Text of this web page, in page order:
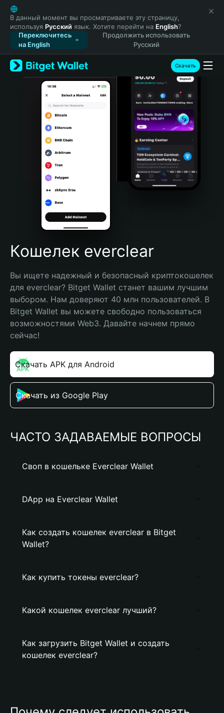
English
日本語
Tiếng Việt
Русский
Español (Latinoamérica)
Türkçe
Italiano
Português (Portugal)
Bahasa Indonesia
Português (Brasil)
Español (Argentina)
В данный момент вы просматриваете эту страницу,
используя Русский язык. Хотите перейти на English?
Переключитесь
на English
Продолжить использовать
Русский
Скачать
Кошелек everclear
Вы ищете надежный и безопасный криптокошелек
для everclear? Bitget Wallet станет вашим лучшим
выбором. Нам доверяют 40 млн пользователей. В
Bitget Wallet вы можете свободно пользоваться
возможностями Web3. Давайте начнем прямо
сейчас!
Скачать APK для Android
Скачать из Google Play
ЧАСТО ЗАДАВАЕМЫЕ ВОПРОСЫ
Своп в кошельке Everclear Wallet
DApp на Everclear Wallet
Как создать кошелек everclear в Bitget
Wallet?
Как купить токены everclear?
Какой кошелек everclear лучший?
Как загрузить Bitget Wallet и создать
кошелек everclear?